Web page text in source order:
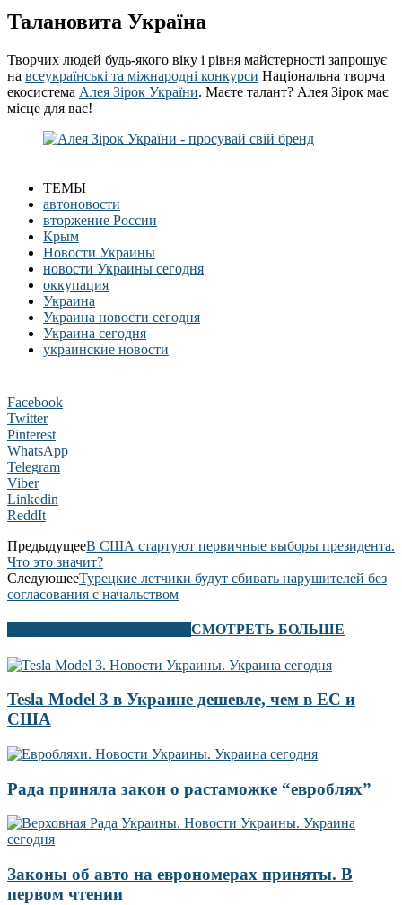
Талановита Україна
Творчих людей будь-якого віку і рівня майстерності запрошує
на всеукраїнські та міжнародні конкурси Національна творча
екосистема Алея Зірок України. Маєте талант? Алея Зірок має
місце для вас!
ТЕМЫ
автоновости
вторжение России
Крым
Новости Украины
новости Украины сегодня
оккупация
Украина
Украина новости сегодня
Украина сегодня
украинские новости
Facebook
Twitter
Pinterest
WhatsApp
Telegram
Viber
Linkedin
ReddIt
ПредыдущееВ США стартуют первичные выборы президента.
Что это значит?
СледующееТурецкие летчики будут сбивать нарушителей без
согласования с начальством
СМОТРЕТЬ БОЛЬШЕ
Tesla Model 3 в Украине дешевле, чем в ЕС и
США
Рада приняла закон о растаможке “евроблях”
Законы об авто на еврономерах приняты. В
первом чтении